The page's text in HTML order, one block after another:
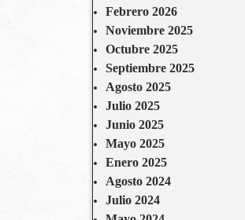
Febrero 2026
Noviembre 2025
Octubre 2025
Septiembre 2025
Agosto 2025
Julio 2025
Junio 2025
Mayo 2025
Enero 2025
Agosto 2024
Julio 2024